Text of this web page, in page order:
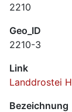
2210
Geo_ID
2210-3
Link
Landdrostei
Bezeichnung